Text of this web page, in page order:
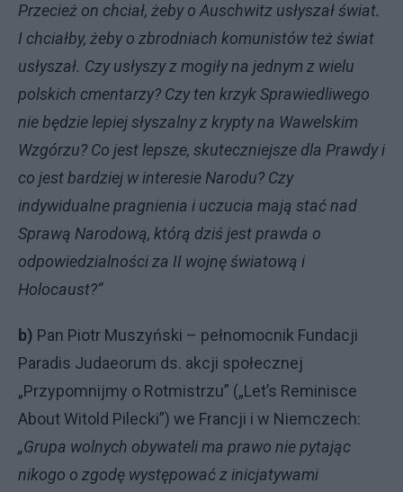
Przecież on chciał, żeby o Auschwitz usłyszał świat.
I chciałby, żeby o zbrodniach komunistów też świat
usłyszał. Czy usłyszy z mogiły na jednym z wielu
polskich cmentarzy? Czy ten krzyk Sprawiedliwego
nie będzie lepiej słyszalny z krypty na Wawelskim
Wzgórzu? Co jest lepsze, skuteczniejsze dla Prawdy i
co jest bardziej w interesie Narodu? Czy
indywidualne pragnienia i uczucia mają stać nad
Sprawą Narodową, którą dziś jest prawda o
odpowiedzialności za II wojnę światową i
Holocaust?”
b) Pan Piotr Muszyński – pełnomocnik Fundacji
Paradis Judaeorum ds. akcji społecznej
„Przypomnijmy o Rotmistrzu” („Let’s Reminisce
About Witold Pilecki”) we Francji i w Niemczech:
„Grupa wolnych obywateli ma prawo nie pytając
nikogo o zgodę występować z inicjatywami